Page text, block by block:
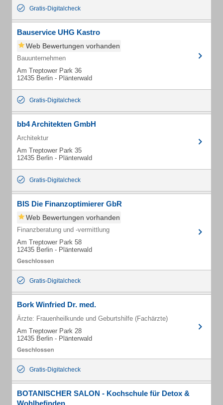
Gratis-Digitalcheck
Bauservice UHG Kastro
Web Bewertungen vorhanden
Bauunternehmen
Am Treptower Park 36
12435 Berlin - Plänterwald
Gratis-Digitalcheck
bb4 Architekten GmbH
Architektur
Am Treptower Park 35
12435 Berlin - Plänterwald
Gratis-Digitalcheck
BIS Die Finanzoptimierer GbR
Web Bewertungen vorhanden
Finanzberatung und -vermittlung
Am Treptower Park 58
12435 Berlin - Plänterwald
Gratis-Digitalcheck
Bork Winfried Dr. med.
Ärzte: Frauenheilkunde und Geburtshilfe (Fachärzte)
Am Treptower Park 28
12435 Berlin - Plänterwald
Gratis-Digitalcheck
BOTANISCHER SALON - Kochschule für Detox &
Wohlbefinden